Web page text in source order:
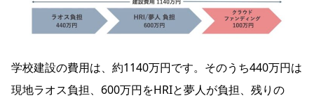
学校建設の費用は、約1140万円です。そのうち440万円は
現地ラオス負担、600万円をHRIと夢人が負担、残りの